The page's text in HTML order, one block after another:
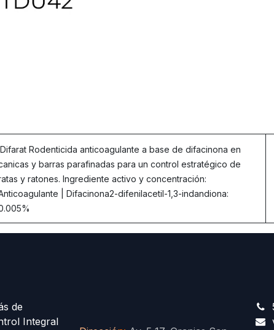
Difarat Rodenticida anticoagulante a base de difacinona en
y barras parafinadas para un control estratégico de
y ratones. Ingrediente activo y concentración:
| Difacinona2-difenilacetil-1,3-indandiona:
de
Integral